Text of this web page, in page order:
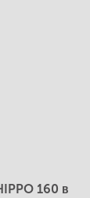
160 в